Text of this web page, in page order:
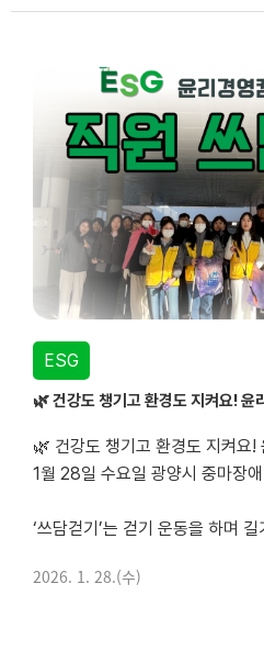
ESG
1월 28일 수요일 광양시 중마장애인복지관 직원들은 윤리경영 실천
‘쓰담걷기’는 걷기 운동을 하며 길가와 주변에 버려진 쓰레기를
2026. 1. 28.(수)